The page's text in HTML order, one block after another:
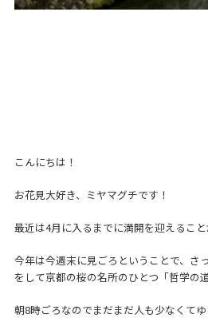
こんにちは！
お花見大好き、ミヤマグチです！
最近は4月に入るまでに満開を迎えること
今年は今週末に見ごろということで、さ
をして京都の桜の名所のひとつ「哲学の
朝8時ごろなのでまだまだ人も少なくてゆ